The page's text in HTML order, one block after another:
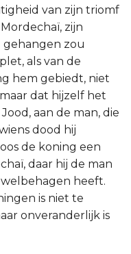
van zijn triomf
zijn
zou
als van de
hem gebiedt, niet
dat hijzelf het
aan de man, die
dood hij
de koning een
daar hij de man
heeft.
is niet te
onveranderlijk is